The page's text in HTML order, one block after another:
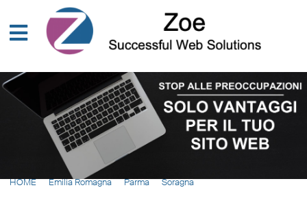
HOME Emilia Romagna Parma Soragna